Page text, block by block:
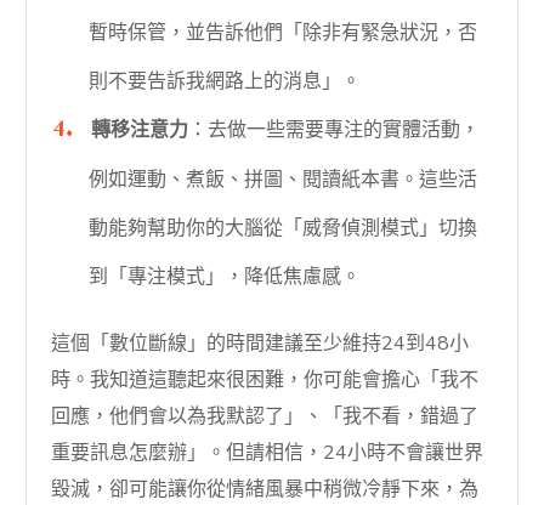
暫時保管，並告訴他們「除非有緊急狀況，否
則不要告訴我網路上的消息」。
轉移注意力 ：去做一些需要專注的實體活動，
例如運動、煮飯、拼圖、閱讀紙本書。這些活
動能夠幫助你的大腦從「威脅偵測模式」切換
到「專注模式」，降低焦慮感。
這個「數位斷線」的時間建議至少維持24到48小
時。我知道這聽起來很困難，你可能會擔心「我不
回應，他們會以為我默認了」、「我不看，錯過了
重要訊息怎麼辦」。但請相信，24小時不會讓世界
毀滅，卻可能讓你從情緒風暴中稍微冷靜下來，為